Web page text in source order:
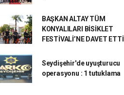
BAŞKAN ALTAY TÜM
KONYALILARI BİSİKLET
FESTİVALİ’NE DAVET ETTİ
Seydişehir'de uyuşturucu
operasyonu : 1 tutuklama